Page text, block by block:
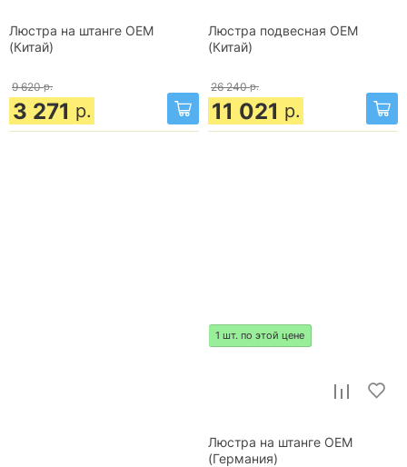
Люстра на штанге OEM
(Китай)
9 620 р.
3 271 р.
Люстра подвесная OEM
(Китай)
26 240 р.
11 021 р.
1 шт. по этой цене
Люстра на штанге OEM
(Германия)